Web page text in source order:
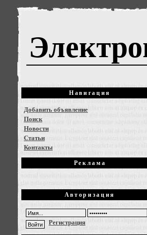
Навигация
Добавить объявление
Поиск
Новости
Статьи
Контакты
Реклама
Авторизация
Регистрация